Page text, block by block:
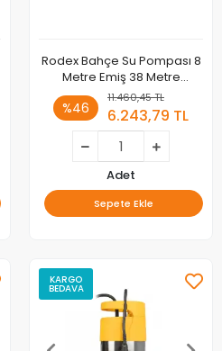
Rodex Bahçe Su Pompası 8
Metre Emiş 38 Metre
Yükseklik 800 W / 0,5 HP
RDX871
%46
11.460,45 TL
6.243,79 TL
Adet
Sepete Ekle
KARGO
BEDAVA